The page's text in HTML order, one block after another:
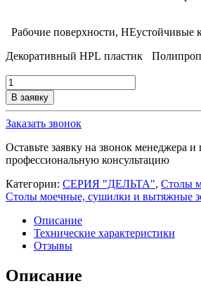
Рабочие поверхности, НЕустойчивые
Декоративный HPL пластик
Количество
товара
Стол
моечный
лабораторный
Дельта-
МТ1061.1-
В заявку
Заказать звонок
Оставьте заявку на звонок менеджера и
профессиональную консультацию
Категории: СЕРИЯ "ДЕЛЬТА", Столы
Столы моечные, сушилки и вытяжные
Описание
Технические характеристики
Отзывы
Описание